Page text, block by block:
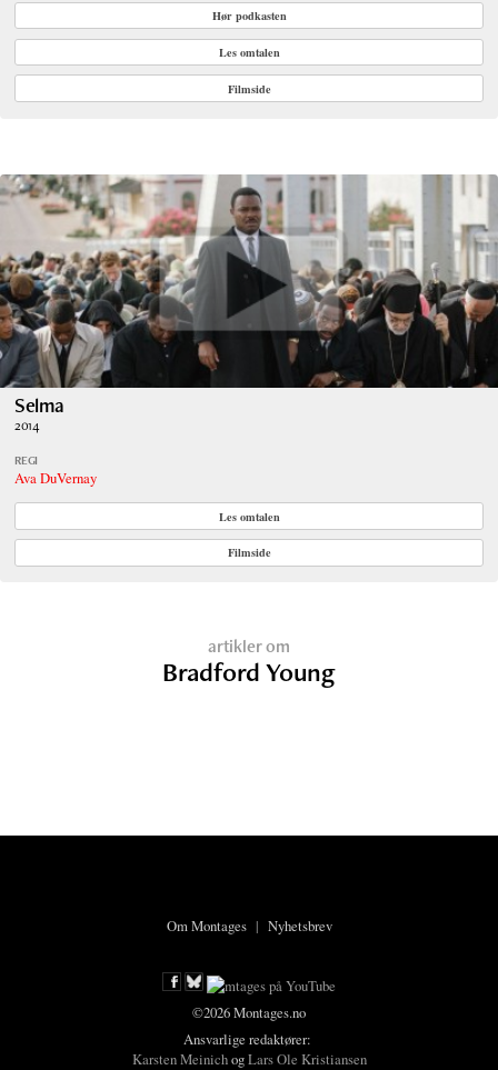
Hør podkasten
Les omtalen
Filmside
Selma
2014
REGI
Ava DuVernay
Les omtalen
Filmside
artikler om
Bradford Young
Om Montages| Nyhetsbrev
©2026 Montages.no
Ansvarlige redaktører:
Karsten MeinichogLars Ole Kristiansen